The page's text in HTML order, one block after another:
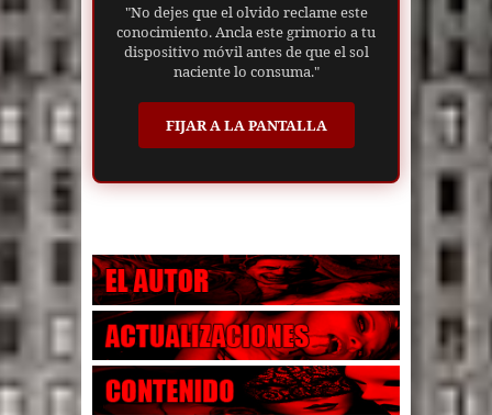
"No dejes que el olvido reclame este
conocimiento. Ancla este grimorio a tu
dispositivo móvil antes de que el sol
naciente lo consuma."
FIJAR A LA PANTALLA